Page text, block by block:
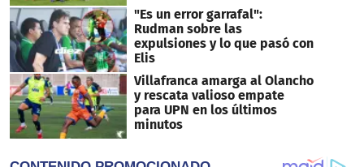
"Es un error garrafal":
Rudman sobre las
expulsiones y lo que pasó con
Elis
Villafranca amarga al Olancho
y rescata valioso empate
para UPN en los últimos
minutos